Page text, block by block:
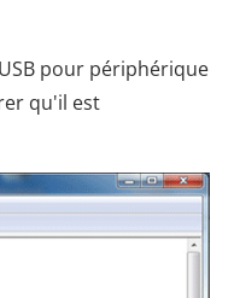
pour périphérique
qu'il est